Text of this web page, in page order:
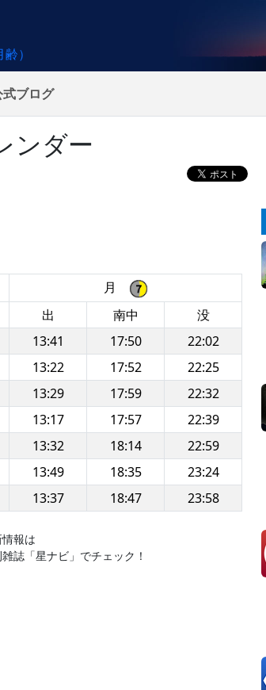
式ブログ
ンダー
月
出 南中
没
13:41 17:50
22:02
13:22 17:52
22:25
13:29 17:59
22:32
13:17 17:57
22:39
13:32 18:14
22:59
13:49 18:35
23:24
13:37 18:47 23:58
報は
雑誌「星ナビ」でチェック！